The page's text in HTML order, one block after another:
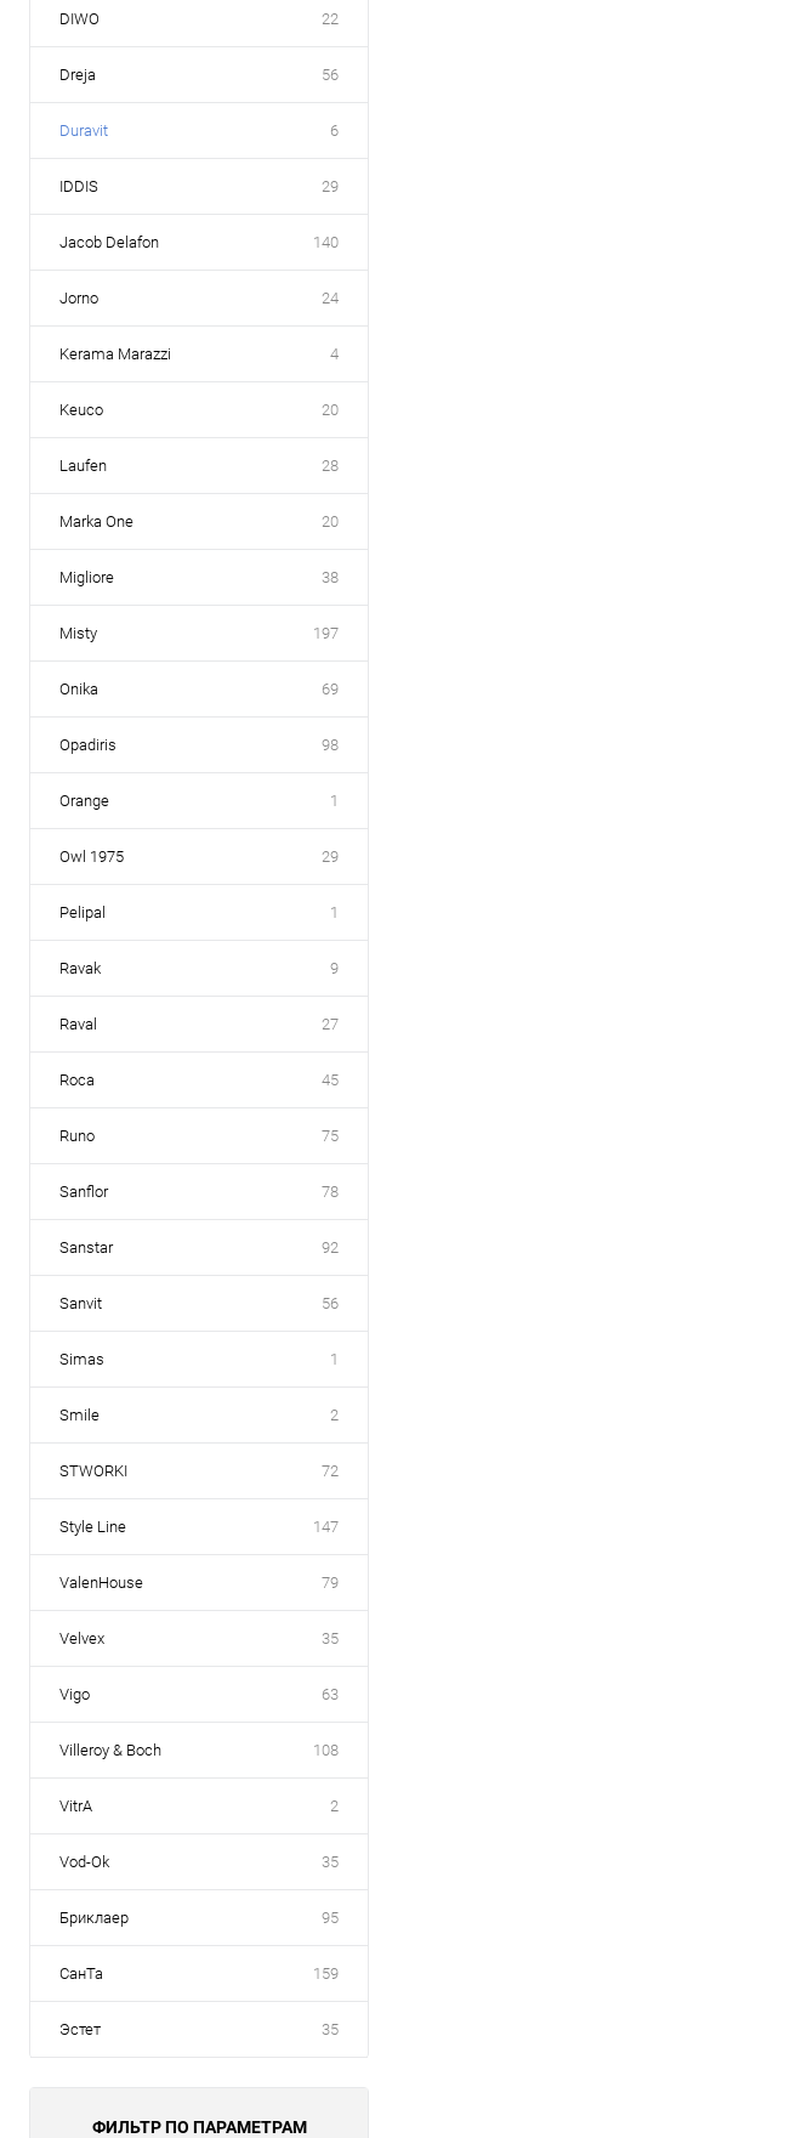
DIWO 22
Dreja 56
Duravit 6
IDDIS 29
Jacob Delafon 140
Jorno 24
Kerama Marazzi 4
Keuco 20
Laufen 28
Marka One 20
Migliore 38
Misty 197
Onika 69
Opadiris 98
Orange 1
Owl 1975 29
Pelipal 1
Ravak 9
Raval 27
Roca 45
Runo 75
Sanflor 78
Sanstar 92
Sanvit 56
Simas 1
Smile 2
STWORKI 72
Style Line 147
ValenHouse 79
Velvex 35
Vigo 63
Villeroy & Boch 108
VitrA 2
Vod-Ok 35
Бриклаер 95
СанТа 159
Эстет 35
ФИЛЬТР ПО ПАРАМЕТРАМ